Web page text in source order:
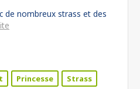
de nombreux strass et des
Princesse Strass